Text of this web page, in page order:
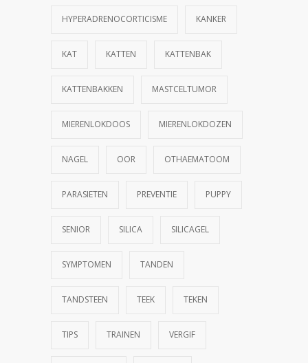
HYPERADRENOCORTICISME KANKER
KAT KATTEN KATTENBAK
KATTENBAKKEN MASTCELTUMOR
MIERENLOKDOOS MIERENLOKDOZEN
NAGEL OOR OTHAEMATOOM
PARASIETEN PREVENTIE PUPPY
SENIOR SILICA SILICAGEL
SYMPTOMEN TANDEN
TANDSTEEN TEEK TEKEN
TIPS TRAINEN VERGIF